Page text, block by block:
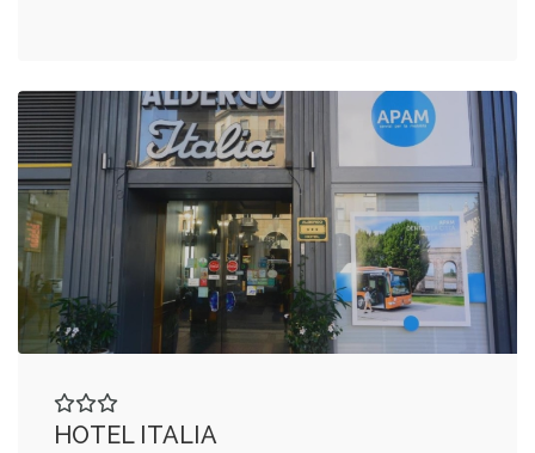
HOTEL ITALIA